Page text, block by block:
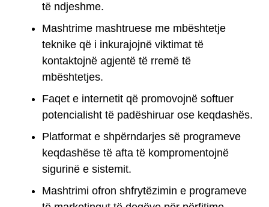
të ndjeshme.
Mashtrime mashtruese me mbështetje
teknike që i inkurajojnë viktimat të
kontaktojnë agjentë të rremë të
mbështetjes.
Faqet e internetit që promovojnë softuer
potencialisht të padëshiruar ose keqdashës.
Platformat e shpërndarjes së programeve
keqdashëse të afta të kompromentojnë
sigurinë e sistemit.
Mashtrimi ofron shfrytëzimin e programeve